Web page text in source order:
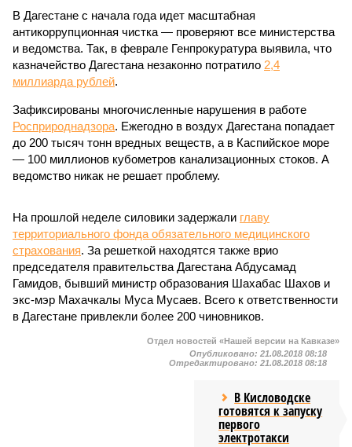
В Дагестане с начала года идет масштабная
антикоррупционная чистка — проверяют все министерства
и ведомства. Так, в феврале Генпрокуратура выявила, что
казначейство Дагестана незаконно потратило 2,4
миллиарда рублей.
Зафиксированы многочисленные нарушения в работе
Росприроднадзора. Ежегодно в воздух Дагестана попадает
до 200 тысяч тонн вредных веществ, а в Каспийское море
— 100 миллионов кубометров канализационных стоков. А
ведомство никак не решает проблему.
На прошлой неделе силовики задержали главу
территориального фонда обязательного медицинского
страхования. За решеткой находятся также врио
председателя правительства Дагестана Абдусамад
Гамидов, бывший министр образования Шахабас Шахов и
экс-мэр Махачкалы Муса Мусаев. Всего к ответственности
в Дагестане привлекли более 200 чиновников.
Отдел новостей «Нашей версии на Кавказе»
Опубликовано: 21.08.2018 08:18
Отредактировано: 21.08.2018 08:18
В Кисловодске
готовятся к запуску
первого
электротакси